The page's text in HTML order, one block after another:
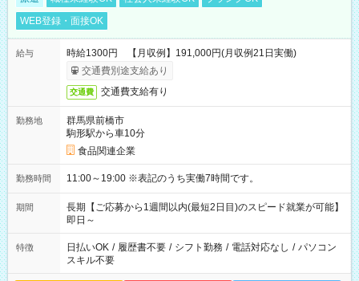
WEB登録・面接OK
給与
時給1300円 【月収例】191,000円(月収例21日実働)
交通費別途支給あり
交通費 交通費支給有り
勤務地
群馬県前橋市
駒形駅から車10分
食品関連企業
勤務時間 11:00～19:00 ※表記のうち実働7時間です。
期間
長期【ご応募から1週間以内(最短2日目)のスピード就業が可能】
即日～
特徴 日払いOK / 履歴書不要 / シフト勤務 / 電話対応なし / パソコン
スキル不要